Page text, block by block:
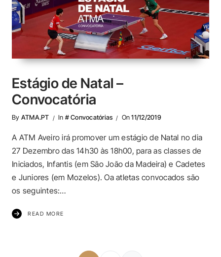
Estágio de Natal –
Convocatória
By ATMA.PT In # Convocatórias On11/12/2019
A ATM Aveiro irá promover um estágio de Natal no dia
27 Dezembro das 14h30 às 18h00, para as classes de
Iniciados, Infantis (em São João da Madeira) e Cadetes
e Juniores (em Mozelos). Oa atletas convocados são
os seguintes:…
READ MORE